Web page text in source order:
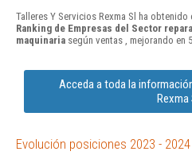
Talleres Y Servicios Rexma Sl ha obtenido
Ranking de Empresas del Sector
maquinaria según ventas , mejorando en
Acceda a toda la
Rexma
Evolución posiciones 2023 - 2024